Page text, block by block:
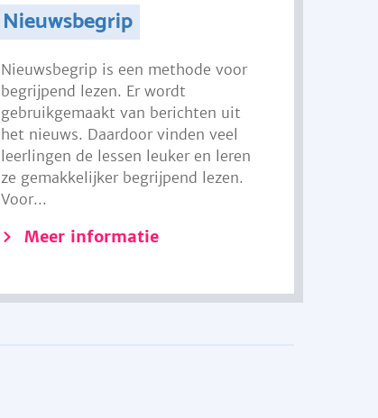
Nieuwsbegrip
Nieuwsbegrip is een methode voor
begrijpend lezen. Er wordt
gebruikgemaakt van berichten uit
het nieuws. Daardoor vinden veel
leerlingen de lessen leuker en leren
ze gemakkelijker begrijpend lezen.
Voor...
Meer informatie